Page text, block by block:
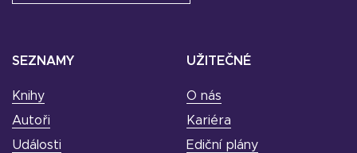
SEZNAMY
Knihy
Autoři
Události
UŽITEČNÉ
O nás
Kariéra
Ediční plány